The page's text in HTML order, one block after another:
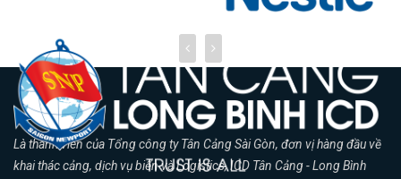
Là thành viên của Tổng công ty Tân Cảng Sài Gòn, đơn vị hàng đầu về
khai thác cảng, dịch vụ biển và Logistics, ICD Tân Cảng - Long Bình